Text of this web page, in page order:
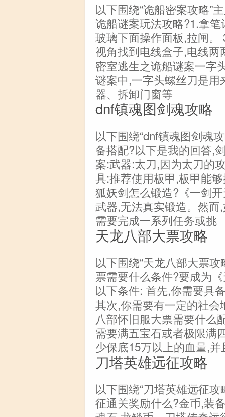
以下围绕“诡船密案攻略”
诡船谜案玩法攻略?1.拿
玻璃下面操作面板,拉闸
视角找到电线盒子,电线
密室逃生之诡船谜案一字
谜案中,一字头螺丝刀是
器、拆卸门窗等
dnf镇魂图剑魂攻略
以下围绕“dnf镇魂图剑魂
备搭配?以下是我的回答,
案:武器:太刀,因为太刀的
具:推荐使用板甲,板甲能
狐妖剑怎么锻造?《一剑
武器,无法真实锻造。然
需要完成一系列任务或挑
天龙八部大票攻略
以下围绕“天龙八部大票
票需要什么条件?要成为
以下条件: 首先,你需要具
其次,你需要有一定的社
八部怀旧服大票需要什么
需要满五宝石或者极限满
少保底15万以上的血量,并
刀塔英雄远征攻略
以下围绕“刀塔英雄远征
征通关奖励什么?金币,装